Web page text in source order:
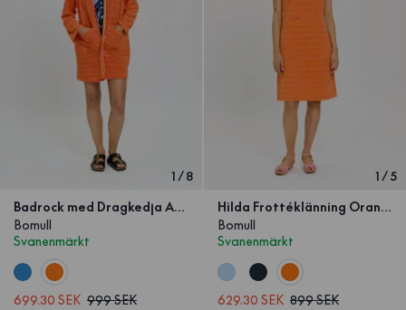
1 /8
Badrock med Dragkedja Archipelago Orange/Rosa Våg
Bomull
Svanenmärkt
699.30 SEK 999 SEK
1 /5
Hilda Frottéklänning Orange/Rosa Våg
Bomull
Svanenmärkt
629.30 SEK 899 SEK